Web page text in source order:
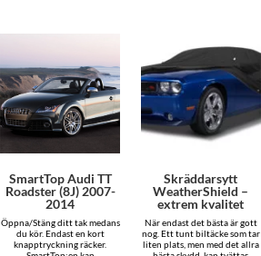
SmartTop Audi TT
Roadster (8J) 2007-
2014
Öppna/Stäng ditt tak medans
du kör. Endast en kort
knapptryckning räcker.
Skräddarsytt
WeatherShield –
extrem kvalitet
När endast det bästa är gott
nog. Ett tunt biltäcke som tar
liten plats, men med det allra